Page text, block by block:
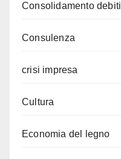
Consolidamento debiti
Consulenza
crisi impresa
Cultura
Economia del legno